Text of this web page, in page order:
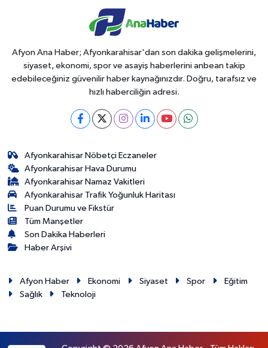
Afyon Ana Haber; Afyonkarahisar'dan son dakika gelişmelerini,
siyaset, ekonomi, spor ve asayiş haberlerini anbean takip
edebileceğiniz güvenilir haber kaynağınızdır. Doğru, tarafsız ve
hızlı haberciliğin adresi.
Afyonkarahisar Nöbetçi Eczaneler
Afyonkarahisar Hava Durumu
Afyonkarahisar Namaz Vakitleri
Afyonkarahisar Trafik Yoğunluk Haritası
Puan Durumu ve Fikstür
Tüm Manşetler
Son Dakika Haberleri
Haber Arşivi
Afyon Haber Ekonomi Siyaset Spor
Eğitim
Sağlık
Teknoloji